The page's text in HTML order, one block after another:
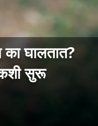
का घालतात?
सुरू